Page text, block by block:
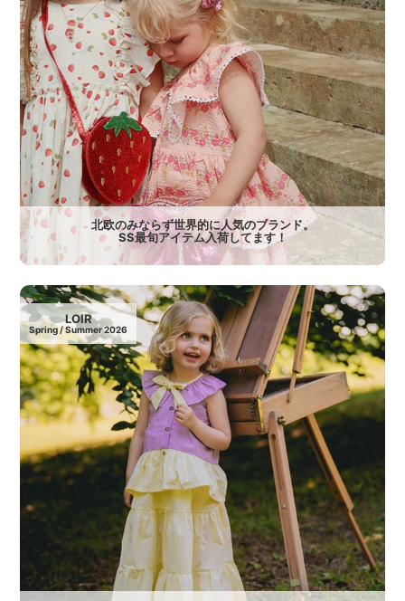
北欧のみならず世界的に人気のブランド。
SS最旬アイテム入荷してます！
LOIR
Spring / Summer 2026